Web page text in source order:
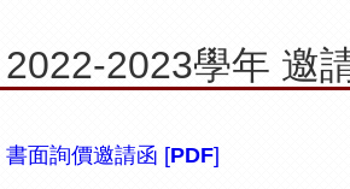
2022-2023學年 邀
書面詢價邀請函 [PDF]